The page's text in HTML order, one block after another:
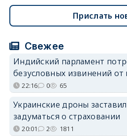
Прислать
Свежее
Индийский парламент
безусловных извинений от
22:16 0 65
Украинские дроны
задуматься о страховании
20:01 2 1811